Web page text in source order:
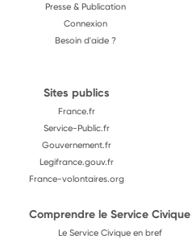
Presse & Publication
Connexion
Besoin d'aide ?
Sites publics
France.fr
Service-Public.fr
Gouvernement.fr
Legifrance.gouv.fr
France-volontaires.org
Comprendre le Service Civique
Le Service Civique en bref